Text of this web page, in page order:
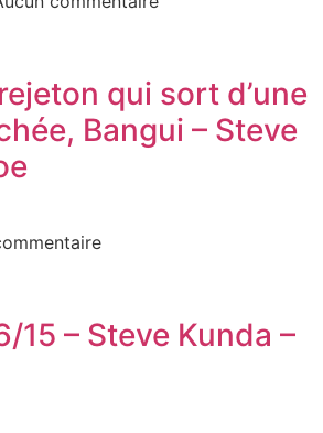
qui sort d’une
Bangui – Steve
15 – Steve Kunda –